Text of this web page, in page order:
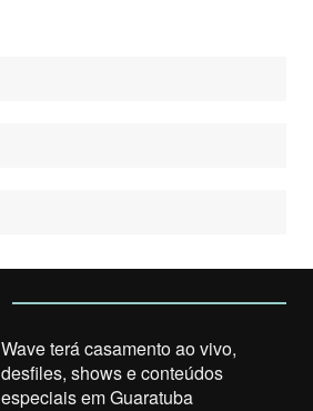
Wave terá casamento ao vivo,
desfiles, shows e conteúdos
especiais em Guaratuba